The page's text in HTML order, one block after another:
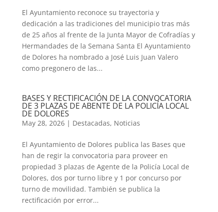
El Ayuntamiento reconoce su trayectoria y
dedicación a las tradiciones del municipio tras más
de 25 años al frente de la Junta Mayor de Cofradías y
Hermandades de la Semana Santa El Ayuntamiento
de Dolores ha nombrado a José Luis Juan Valero
como pregonero de las...
BASES Y RECTIFICACIÓN DE LA CONVOCATORIA
DE 3 PLAZAS DE ABENTE DE LA POLICÍA LOCAL
DE DOLORES
May 28, 2026| Destacadas, Noticias
El Ayuntamiento de Dolores publica las Bases que
han de regir la convocatoria para proveer en
propiedad 3 plazas de Agente de la Policía Local de
Dolores, dos por turno libre y 1 por concurso por
turno de movilidad. También se publica la
rectificación por error...